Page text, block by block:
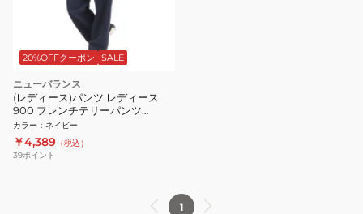
20%OFFクーポン SALE
ニューバランス
(レディース)パンツ レディース
900 フレンチテリーパンツ
AWP25072PGM
カラー ： ネイビー
￥4,389 （税込）
39ポイント
1